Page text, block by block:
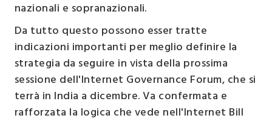
nazionali e sopranazionali.
Da tutto questo possono esser tratte
indicazioni importanti per meglio definire la
strategia da seguire in vista della prossima
sessione dell'Internet Governance Forum, che si
terrà in India a dicembre. Va confermata e
rafforzata la logica che vede nell'Internet Bill